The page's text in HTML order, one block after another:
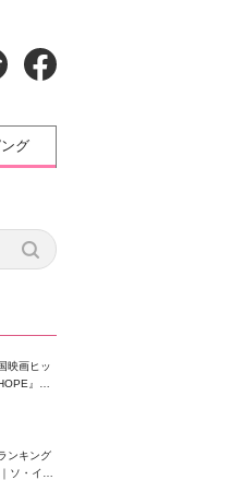
グ
映画ヒッ
』が
ンキング
ソ・イン